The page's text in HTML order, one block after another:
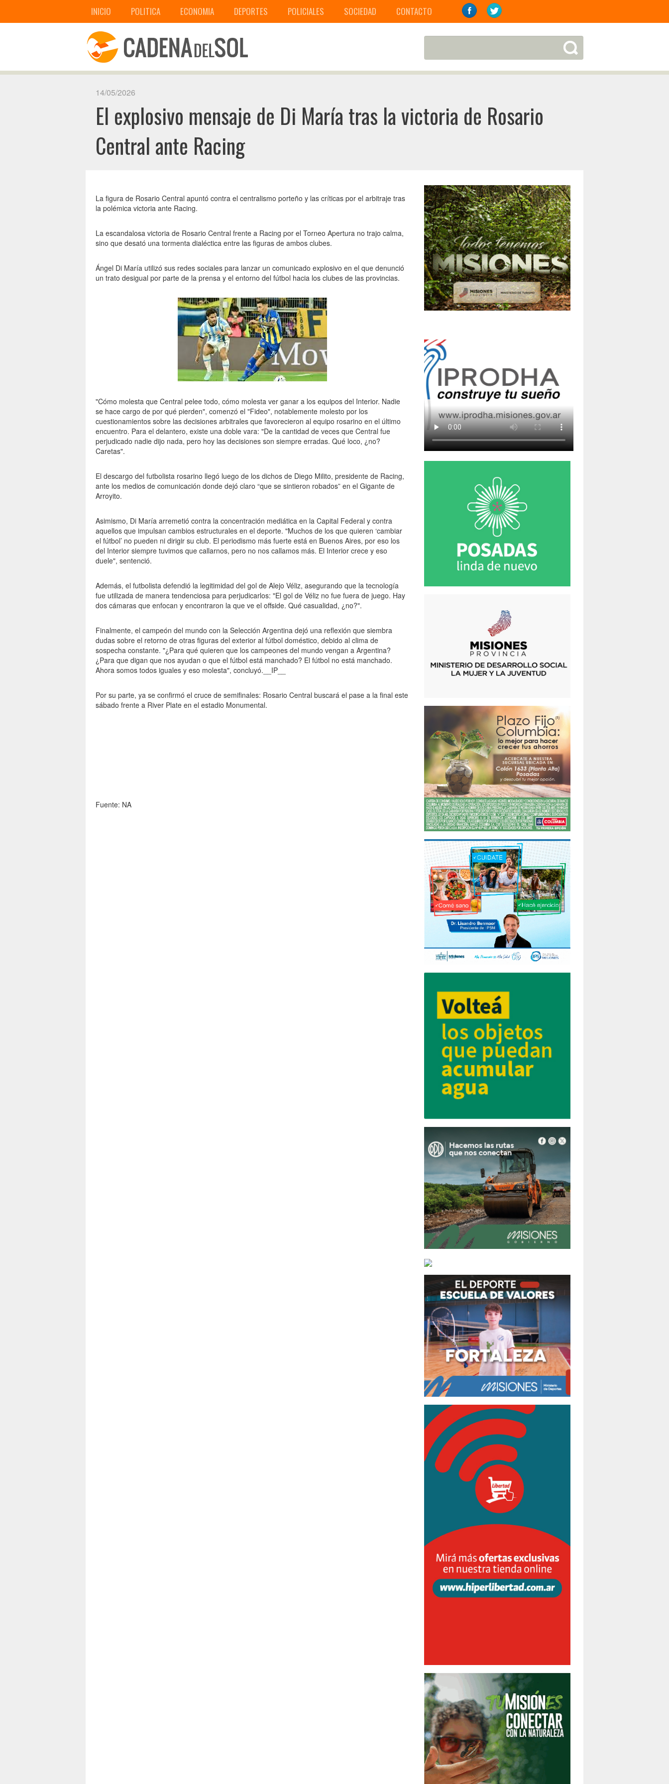
INICIO POLITICA ECONOMIA DEPORTES POLICIALES SOCIEDAD CONTACTO
14/05/2026
El explosivo mensaje de Di María tras la victoria de Rosario
Central ante Racing
La figura de Rosario Central apuntó contra el centralismo porteño y las críticas por el arbitraje tras
la polémica victoria ante Racing.
La escandalosa victoria de Rosario Central frente a Racing por el Torneo Apertura no trajo calma,
sino que desató una tormenta dialéctica entre las figuras de ambos clubes.
Ángel Di María utilizó sus redes sociales para lanzar un comunicado explosivo en el que denunció
un trato desigual por parte de la prensa y el entorno del fútbol hacia los clubes de las provincias.
"Cómo molesta que Central pelee todo, cómo molesta ver ganar a los equipos del Interior. Nadie
se hace cargo de por qué pierden", comenzó el "Fideo", notablemente molesto por los
cuestionamientos sobre las decisiones arbitrales que favorecieron al equipo rosarino en el último
encuentro. Para el delantero, existe una doble vara: "De la cantidad de veces que Central fue
perjudicado nadie dijo nada, pero hoy las decisiones son siempre erradas. Qué loco, ¿no?
Caretas".
El descargo del futbolista rosarino llegó luego de los dichos de Diego Milito, presidente de Racing,
ante los medios de comunicación donde dejó claro “que se sintieron robados” en el Gigante de
Arroyito.
Asimismo, Di María arremetió contra la concentración mediática en la Capital Federal y contra
aquellos que impulsan cambios estructurales en el deporte. "Muchos de los que quieren ‘cambiar
el fútbol’ no pueden ni dirigir su club. El periodismo más fuerte está en Buenos Aires, por eso los
del Interior siempre tuvimos que callarnos, pero no nos callamos más. El Interior crece y eso
duele", sentenció.
Además, el futbolista defendió la legitimidad del gol de Alejo Véliz, asegurando que la tecnología
fue utilizada de manera tendenciosa para perjudicarlos: "El gol de Véliz no fue fuera de juego. Hay
dos cámaras que enfocan y encontraron la que ve el offside. Qué casualidad, ¿no?".
Finalmente, el campeón del mundo con la Selección Argentina dejó una reflexión que siembra
dudas sobre el retorno de otras figuras del exterior al fútbol doméstico, debido al clima de
sospecha constante. "¿Para qué quieren que los campeones del mundo vengan a Argentina?
¿Para que digan que nos ayudan o que el fútbol está manchado? El fútbol no está manchado.
Ahora somos todos iguales y eso molesta", concluyó.__IP__
Por su parte, ya se confirmó el cruce de semifinales: Rosario Central buscará el pase a la final este
sábado frente a River Plate en el estadio Monumental.
Fuente: NA